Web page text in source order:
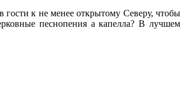
гости к не менее открытому Северу, чтобы
песнопения а капелла? В лучшем